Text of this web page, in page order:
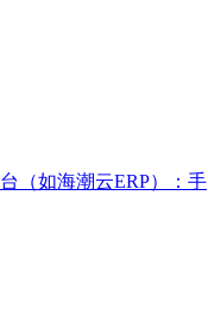
（如海潮云ERP）：手